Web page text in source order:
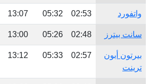
واتفورد 02:53
05:32
13:07
سانت بيترز 02:48
05:26
13:00
بيرتون أبون
ترينت
02:57
05:33
13:12